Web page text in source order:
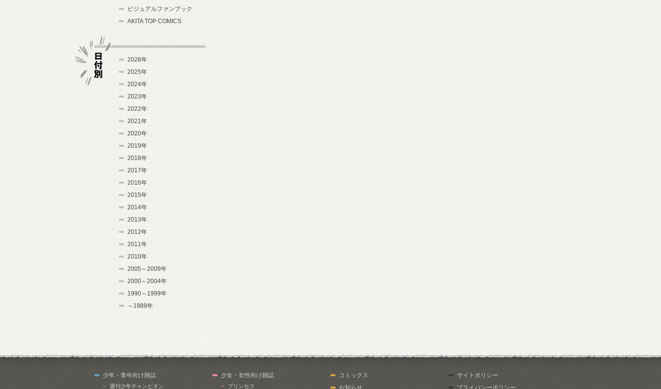
ビジュアルファンブック
AKITA TOP COMICS
2026年
2025年
2024年
2023年
2022年
2021年
2020年
2019年
2018年
2017年
2016年
2015年
2014年
2013年
2012年
2011年
2010年
2005～2009年
2000～2004年
1990～1999年
～1989年
少年・青年向け雑誌
週刊少年チャンピオン
少女・女性向け雑誌
プリンセス
コミックス
お知らせ
サイトポリシー
プライバシーポリシー